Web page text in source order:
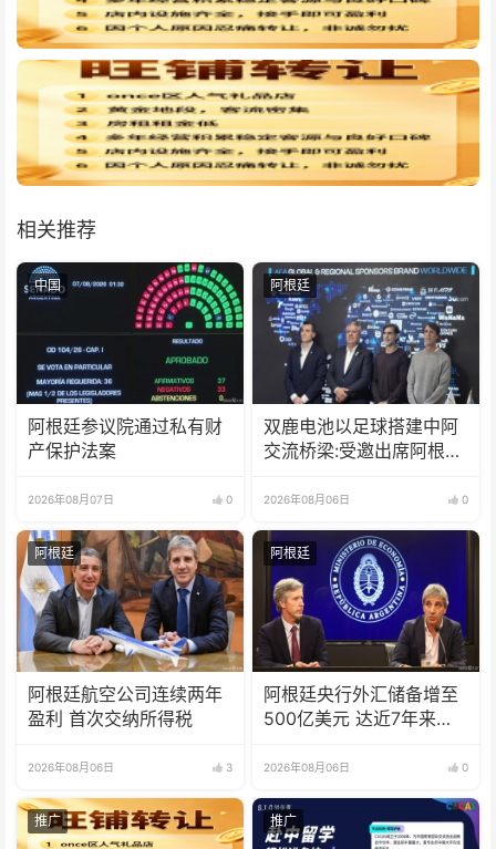
相关推荐
中国
阿根廷参议院通过私有财
产保护法案
2026年08月07日 0
阿根廷
双鹿电池以足球搭建中阿
交流桥梁:受邀出席阿根廷
2026年08月06日 0
阿根廷
阿根廷航空公司连续两年
盈利 首次交纳所得税
2026年08月06日 3
阿根廷
阿根廷央行外汇储备增至
500亿美元 达近7年来最
2026年08月06日 0
推广 推广